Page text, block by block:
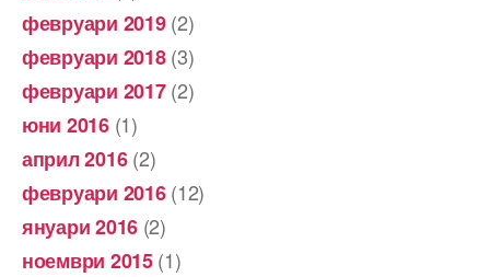
февруари 2019(2)
февруари 2018(3)
февруари 2017(2)
юни 2016(1)
април 2016(2)
февруари 2016(12)
януари 2016 (2)
ноември 2015(1)